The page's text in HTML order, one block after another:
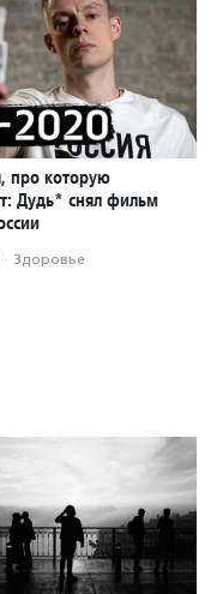
про которую
Дудь* снял фильм
· Здоровье